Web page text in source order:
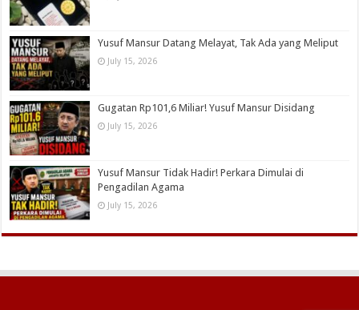
Yusuf Mansur Datang Melayat, Tak Ada yang Meliput
July 15, 2026
Gugatan Rp101,6 Miliar! Yusuf Mansur Disidang
July 15, 2026
Yusuf Mansur Tidak Hadir! Perkara Dimulai di
Pengadilan Agama
July 15, 2026